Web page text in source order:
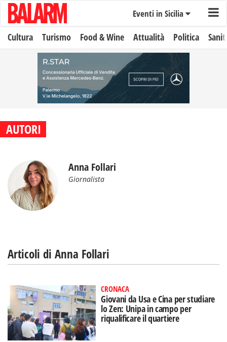
Eventi in Sicilia
Cultura Turismo Food & Wine Attualità Politica
AUTORI
Anna Follari
Giornalista
Articoli di Anna Follari
CRONACA
Giovani da Usa e Cina per studiare
lo Zen: Unipa in campo per
riqualificare il quartiere